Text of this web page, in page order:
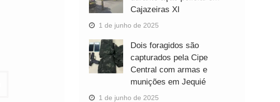
Cajazeiras XI
1 de junho de 2025
Dois foragidos são
capturados pela Cipe
Central com armas e
munições em Jequié
1 de junho de 2025